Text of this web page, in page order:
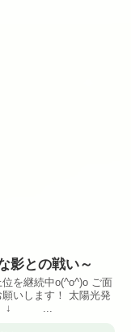
影との戦い～
を継続中o(^o^)o ご面
いします！ 太陽光発
↓ ...